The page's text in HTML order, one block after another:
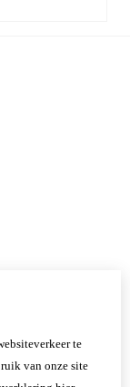
te
van onze site